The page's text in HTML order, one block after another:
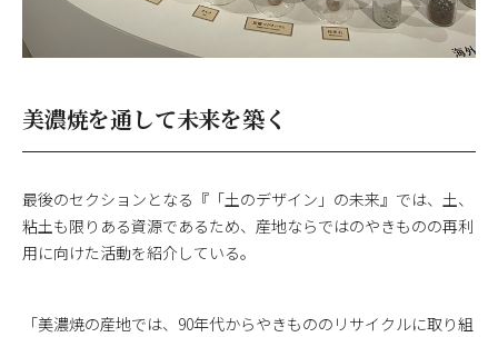
美濃焼を通して未来を築く
最後のセクションとなる『「土のデザイン」の未来』では、土、
粘土も限りある資源であるため、産地ならではのやきものの再利
用に向けた活動を紹介している。
「美濃焼の産地では、90年代からやきもののリサイクルに取り組